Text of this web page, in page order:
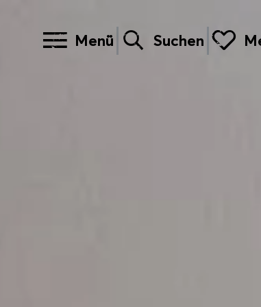
Menü Suchen